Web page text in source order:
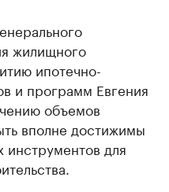
жилищного
ипотечно-
и программ Евгения
объемов
вполне достижимы
для